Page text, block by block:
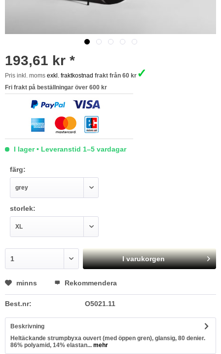
193,61 kr *
Pris inkl. moms exkl. fraktkostnad frakt från 60 kr ✓
Fri frakt på beställningar över 600 kr
I lager • Leveranstid 1–5 vardagar
färg:
storlek:
I varukorgen
minns Rekommendera
Best.nr: O5021.11
Beskrivning
Heltäckande strumpbyxa ouvert (med öppen gren), glansig, 80 denier.
86% polyamid, 14% elastan... mehr